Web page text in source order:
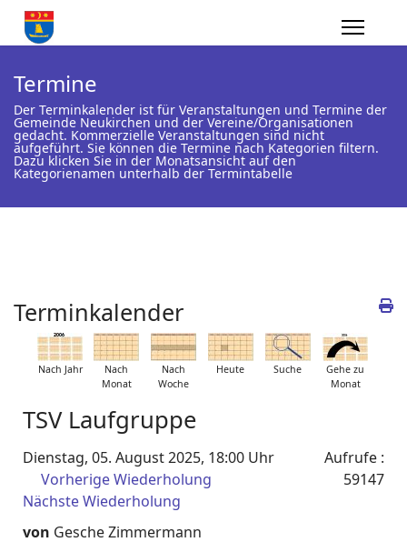
Termine
Der Terminkalender ist für Veranstaltungen und Termine der
Gemeinde Neukirchen und der Vereine/Organisationen
gedacht. Kommerzielle Veranstaltungen sind nicht
aufgeführt. Sie können die Termine nach Kategorien filtern.
Dazu klicken Sie in der Monatsansicht auf den
Kategorienamen unterhalb der Termintabelle
Terminkalender
Nach Jahr
Nach
Monat
Nach
Woche
Heute Suche
Gehe zu
Monat
TSV Laufgruppe
Dienstag, 05. August 2025, 18:00 Uhr
Vorherige Wiederholung
Nächste Wiederholung
Aufrufe :
59147
von Gesche Zimmermann